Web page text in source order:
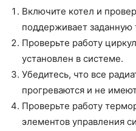
Включите котел и
поддерживает заданную
Проверьте работу
установлен в системе.
Убедитесь, что все
прогреваются и не
Проверьте работу
элементов управления